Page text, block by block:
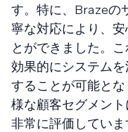
す。特に、Brazeの
寧な対応により、
とができました。
効果的にシステム
することが可能と
様な顧客セグメン
非常に評価してい